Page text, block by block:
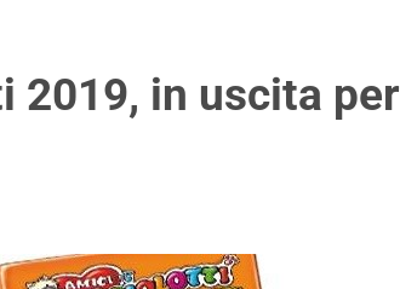
2019, in uscita per